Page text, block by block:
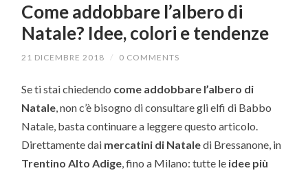
Come addobbare l’albero di
Natale? Idee, colori e tendenze
21 DICEMBRE 2018 / 0 COMMENTS
Se ti stai chiedendo come addobbare l’albero di
Natale, non c’è bisogno di consultare gli elfi di Babbo
Natale, basta continuare a leggere questo articolo.
Direttamente dai mercatini di Nataledi Bressanone, in
Trentino Alto Adige, fino a Milano: tutte le idee più